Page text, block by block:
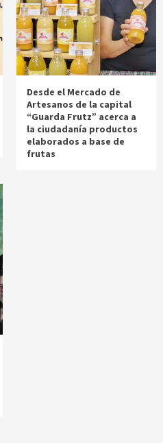
Desde el Mercado de
Artesanos de la capital
“Guarda Frutz” acerca a
la ciudadanía productos
elaborados a base de
frutas